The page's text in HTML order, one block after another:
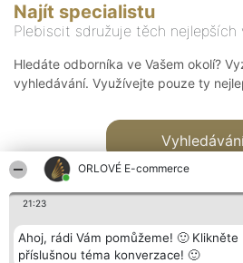
ORLOVÉ E-commerce
21:23
Ahoj, rádi Vám pomůžeme! 🙂 Klikněte
příslušnou téma konverzace! 🙂
Najít specialistu
Plebiscit sdružuje těch nejlepších
Hledáte odborníka ve Vašem okolí?
vyhledávání. Využívejte pouze ty